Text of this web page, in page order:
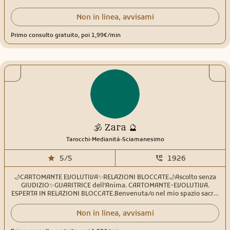
Non in linea, avvisami
Primo consulto gratuito, poi 1,99€/min
🕉️ Zara 🔮
Tarocchi.Medianità.Sciamanesimo
5/5 1926
🌙CARTOMANTE EVOLUTIVA✨RELAZIONI BLOCCATE🌙Ascolto senza
GIUDIZIO✨GUARITRICE dell’Anima. CARTOMANTE-EVOLUTIVA.
ESPERTA IN RELAZIONI BLOCCATE.Benvenuta/o nel mio spazio sacro.
risposte chiare, ma anche una profonda rigenerazione
interiore.Oltre a leggere i Tarocchi per illuminare il tuo cammino e
Non in linea, avvisami